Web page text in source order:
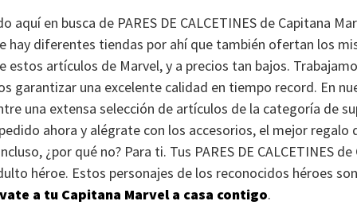
aquí en busca de PARES DE CALCETINES de Capitana
hay diferentes tiendas por ahí que también ofertan los
estos artículos de Marvel, y a precios tan bajos.
garantizar una excelente calidad en tiempo record. En
una extensa selección de artículos de la categoría de
ahora y alégrate con los accesorios, el mejor regalo
¿por qué no? Para ti. Tus PARES DE CALCETINES de
héroe. Estos personajes de los reconocidos héroes
a tu Capitana Marvel a casa contigo.